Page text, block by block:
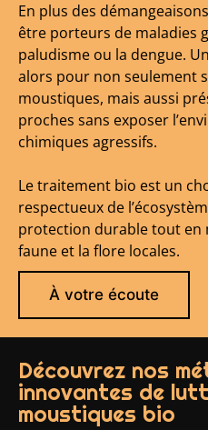
En plus des
être porteurs de maladies
paludisme ou la dengue.
alors pour non seulement
moustiques, mais aussi
proches sans exposer
chimiques agressifs.
Le traitement bio est un
respectueux de
protection durable tout en
faune et la flore locales.
À votre écoute
Découvrez nos
innovantes de
moustiques bio